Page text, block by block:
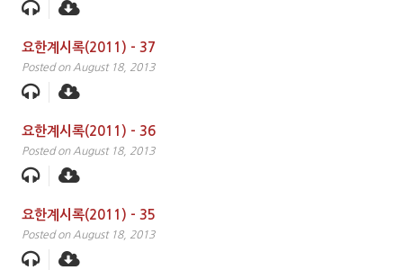
요한계시록(2011) – 37
Posted on August 18, 2013
요한계시록(2011) – 36
Posted on August 18, 2013
요한계시록(2011) – 35
Posted on August 18, 2013